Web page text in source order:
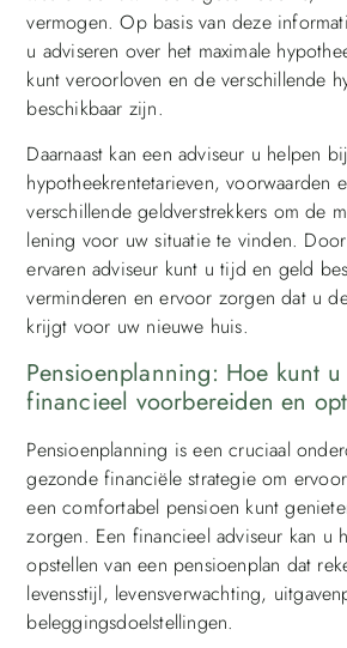
vermogen. Op basis van deze
u adviseren over het maximale
kunt veroorloven en de verschillende
beschikbaar zijn.
Daarnaast kan een adviseur u helpen
hypotheekrentetarieven, voorwaarden
verschillende geldverstrekkers om de
lening voor uw situatie te vinden.
ervaren adviseur kunt u tijd en geld
verminderen en ervoor zorgen dat u
krijgt voor uw nieuwe huis.
Pensioenplanning: Hoe kunt
financieel voorbereiden en
Pensioenplanning is een cruciaal
gezonde financiële strategie om
een comfortabel pensioen kunt
zorgen. Een financieel adviseur kan u
opstellen van een pensioenplan dat
levensstijl, levensverwachting,
beleggingsdoelstellingen.